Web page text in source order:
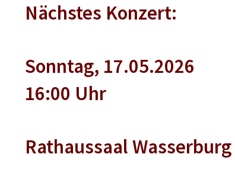
Nächstes Konzert:
Sonntag, 17.05.2026
16:00 Uhr
Rathaussaal